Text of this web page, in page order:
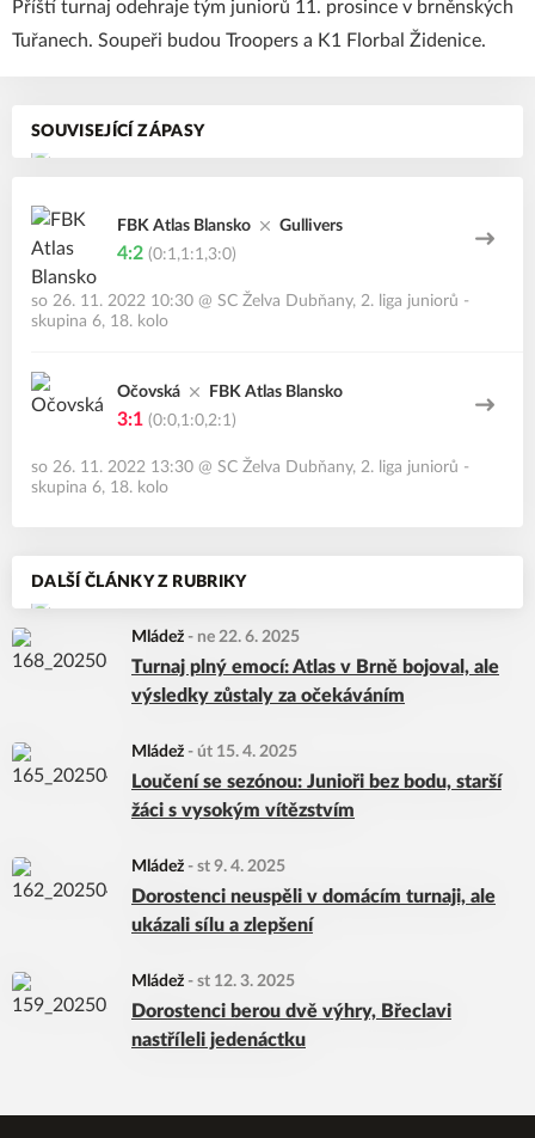
SOUVISEJÍCÍ ZÁPASY
FBK Atlas Blansko Gullivers
4:2 (0:1,1:1,3:0)
so 26. 11. 2022 10:30 @ SC Želva Dubňany, 2. liga juniorů -
skupina 6, 18. kolo
Očovská FBK Atlas Blansko
3:1 (0:0,1:0,2:1)
so 26. 11. 2022 13:30 @ SC Želva Dubňany, 2. liga juniorů -
skupina 6, 18. kolo
DALŠÍ ČLÁNKY Z RUBRIKY
Mládež - ne 22. 6. 2025
Turnaj plný emocí: Atlas v Brně bojoval, ale
výsledky zůstaly za očekáváním
Mládež - út 15. 4. 2025
Loučení se sezónou: Junioři bez bodu, starší
žáci s vysokým vítězstvím
Mládež - st 9. 4. 2025
Dorostenci neuspěli v domácím turnaji, ale
ukázali sílu a zlepšení
Mládež - st 12. 3. 2025
Dorostenci berou dvě výhry, Břeclavi
nastříleli jedenáctku
Příští turnaj odehraje tým juniorů 11. prosince v brněnských
Tuřanech. Soupeři budou Troopers a K1 Florbal Židenice.